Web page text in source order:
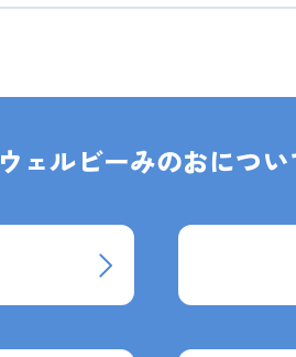
ウェルビーみのおについ